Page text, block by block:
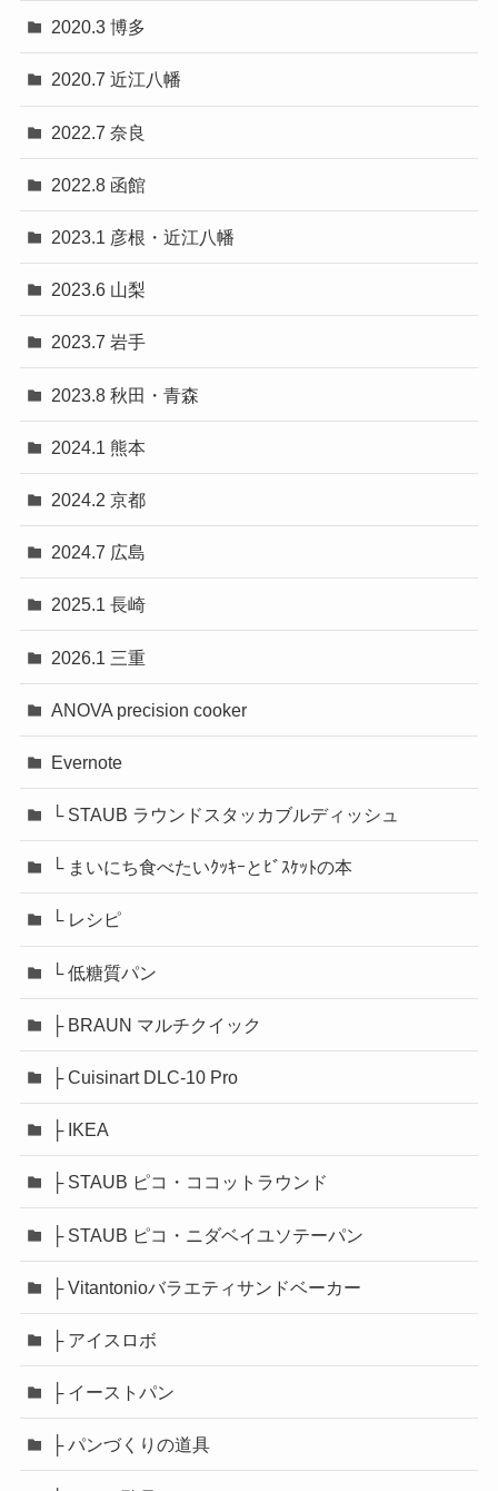
2020.3 博多
2020.7 近江八幡
2022.7 奈良
2022.8 函館
2023.1 彦根・近江八幡
2023.6 山梨
2023.7 岩手
2023.8 秋田・青森
2024.1 熊本
2024.2 京都
2024.7 広島
2025.1 長崎
2026.1 三重
ANOVA precision cooker
Evernote
└ STAUB ラウンドスタッカブルディッシュ
└ まいにち食べたいｸｯｷｰとﾋﾞｽｹｯﾄの本
└ レシピ
└ 低糖質パン
├ BRAUN マルチクイック
├ Cuisinart DLC-10 Pro
├ IKEA
├ STAUB ピコ・ココットラウンド
├ STAUB ピコ・ニダベイユソテーパン
├ Vitantonioバラエティサンドベーカー
├ アイスロボ
├ イーストパン
├ パンづくりの道具